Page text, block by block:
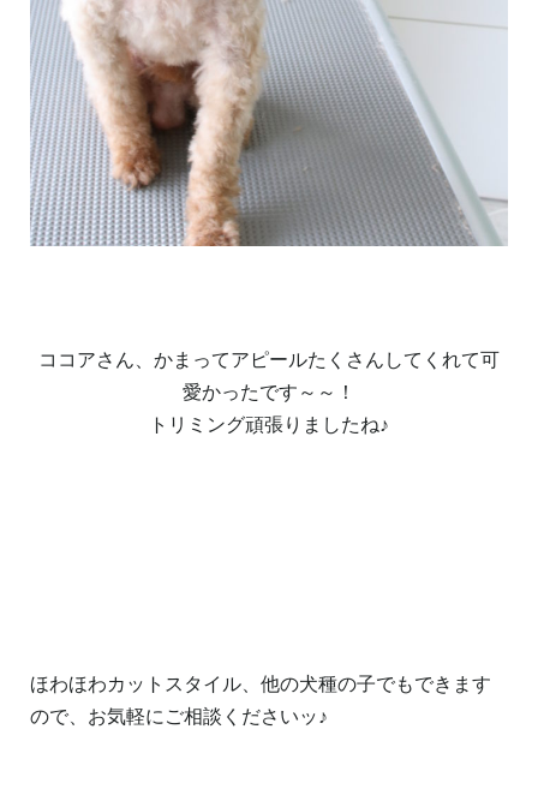
ココアさん、かまってアピールたくさんしてくれて可
愛かったです～～！
トリミング頑張りましたね♪
ほわほわカットスタイル、他の犬種の子でもできます
ので、お気軽にご相談くださいッ♪